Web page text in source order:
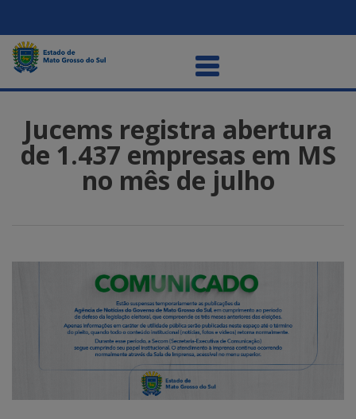
Jucems registra abertura
de 1.437 empresas em MS
no mês de julho